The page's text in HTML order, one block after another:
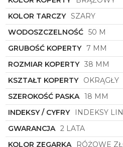
indywidualny styl oraz
precyzję, zegarek damska
Twoje oczekiwania. Dzięki
designu z modnymi
zegarek stanie się
garderoby. Pozwól sobie na
odrobinę blasku do swojego
zegarkiemTorii D38RM.AD.
KOLOR TARCZY SZARY
WODOSZCZELNOŚĆ 50 M
GRUBOŚĆ KOPERTY 7 MM
ROZMIAR KOPERTY 38 MM
KSZTAŁT KOPERTY OKRĄGŁY
SZEROKOŚĆ PASKA 18 MM
INDEKSY / CYFRY
INDEKSY
GWARANCJA 2 LATA
KOLOR ZEGARKA
RÓŻOWE